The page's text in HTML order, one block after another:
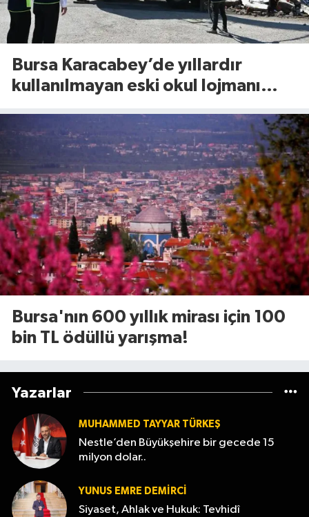
Bursa Karacabey’de yıllardır
kullanılmayan eski okul lojmanı
Bursa'nın 600 yıllık mirası için 100
bin TL ödüllü yarışma!
Yazarlar
MUHAMMED TAYYAR TÜRKEŞ
Nestle’den Büyükşehire bir gecede 15
milyon dolar..
YUNUS EMRE DEMIRCI
Siyaset, Ahlak ve Hukuk: Tevhidî